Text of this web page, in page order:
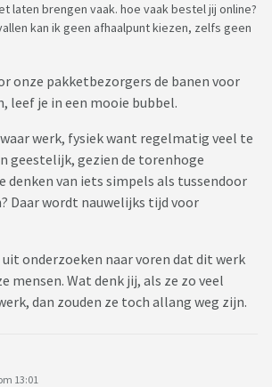
laten brengen vaak. hoe vaak bestel jij online?
kan ik geen afhaalpunt kiezen, zelfs geen
onze pakketbezorgers de banen voor
leef je in een mooie bubbel.
werk, fysiek want regelmatig veel te
geestelijk, gezien de torenhoge
denken van iets simpels als tussendoor
Daar wordt nauwelijks tijd voor
onderzoeken naar voren dat dit werk
mensen. Wat denk jij, als ze zo veel
dan zouden ze toch allang weg zijn.
13:01